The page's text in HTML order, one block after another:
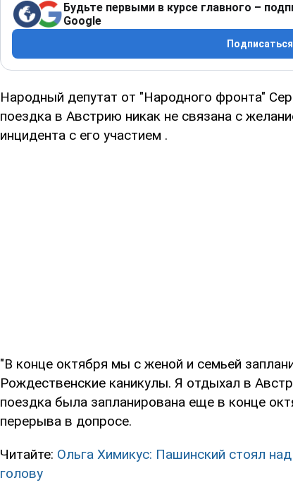
Будьте первыми в курсе главного –
Google
Подписаться
Народный депутат от "Народного фронта"
поездка в Австрию никак не связана с
инцидента с его участием .
"В конце октября мы с женой и семьей
Рождественские каникулы. Я отдыхал в
поездка была запланирована еще в конце
перерыва в допросе.
Читайте: Ольга Химикус: Пашинский стоял
голову